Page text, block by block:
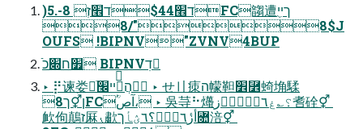
)5.-ד׮$44ד׮זְ 8FC䪮遭ךײִֻ
8$"/8J
OUFS !BIPNV"ZVNV4BUP
ֿ׿ח׍כ BIPNVדׅ
‣ ⡟谏娄ׁהֲ֮ײ׬ ‣ せ〢㾊ה幪靼׾⿾䗁埆騥
ן⚥ך8FCؒٝآص، ‣ 吳䒭⠓爡؟؎غ٦ؒ٦آؑٝز㖈硂⚥ 
欰佝鷏ז厤⹛歗أزٔ٦ىؚٝ؟٦ؽأךꟚ涪⚥ 